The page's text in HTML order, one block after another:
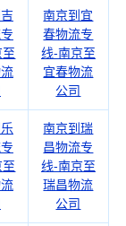
南京到宜
春物流专
线-南京至
宜春物流
公司
南京到瑞
昌物流专
线-南京至
瑞昌物流
公司